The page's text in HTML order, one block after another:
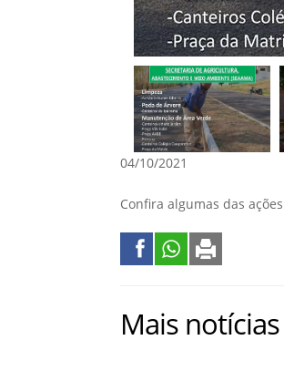
04/10/2021
Confira algumas das
Mais notícias